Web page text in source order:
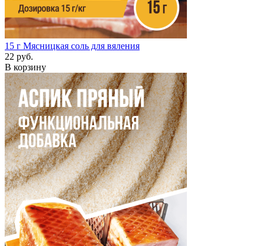
15 г Мясницкая соль для вяления
22 руб.
В корзину